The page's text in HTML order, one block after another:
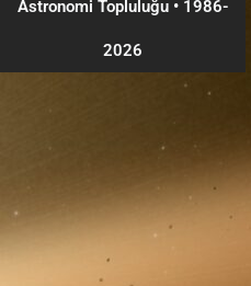
Astronomi Topluluğu •1986-
2026